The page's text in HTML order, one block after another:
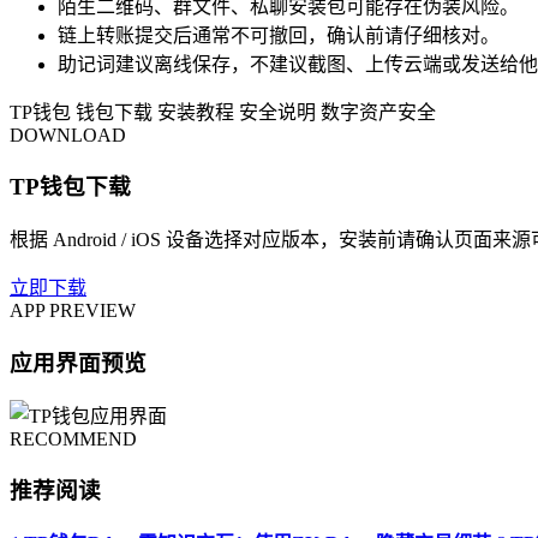
陌生二维码、群文件、私聊安装包可能存在伪装风险。
链上转账提交后通常不可撤回，确认前请仔细核对。
助记词建议离线保存，不建议截图、上传云端或发送给他
TP钱包 钱包下载 安装教程 安全说明 数字资产安全
DOWNLOAD
TP钱包下载
根据 Android / iOS 设备选择对应版本，安装前请确认页面来源
立即下载
APP PREVIEW
应用界面预览
RECOMMEND
推荐阅读